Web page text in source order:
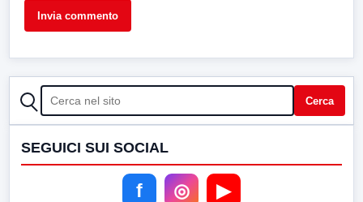
CERCA Cerca
SEGUICI SUI SOCIAL
f ◎ ▶